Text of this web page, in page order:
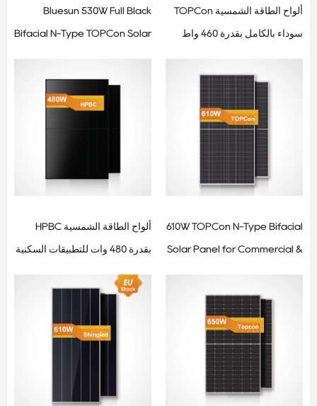
Bluesun 530W Full Black
Bifacial N-Type TOPCon Solar
ألواح الطاقة الشمسية TOPCon
سوداء بالكامل بقدرة 460 واط
ألواح الطاقة الشمسية HPBC
بقدرة 480 وات للتطبيقات السكنية
610W TOPCon N-Type Bifacial
Solar Panel for Commercial &